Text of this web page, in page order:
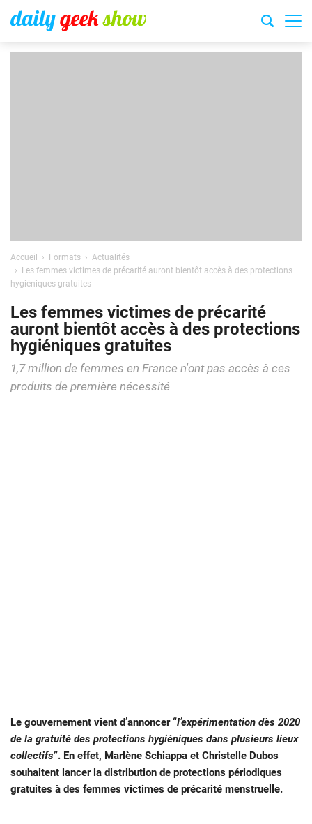
Accueil Formats
Actualités
Les femmes victimes de précarité auront bientôt accès à des protections
hygiéniques gratuites
Les femmes victimes de précarité
auront bientôt accès à des protections
hygiéniques gratuites
1,7 million de femmes en France n'ont pas accès à ces
produits de première nécessité
Le gouvernement vient d’annoncer “l’expérimentation dès 2020
de la gratuité des protections hygiéniques dans plusieurs lieux
collectifs”. En effet, Marlène Schiappa et Christelle Dubos
souhaitent lancer la distribution de protections périodiques
gratuites à des femmes victimes de précarité menstruelle.